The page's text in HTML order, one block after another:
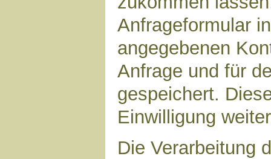
Anfrageformular
angegebenen
Anfrage und für
gespeichert.
Einwilligung
Die Verarbeitung